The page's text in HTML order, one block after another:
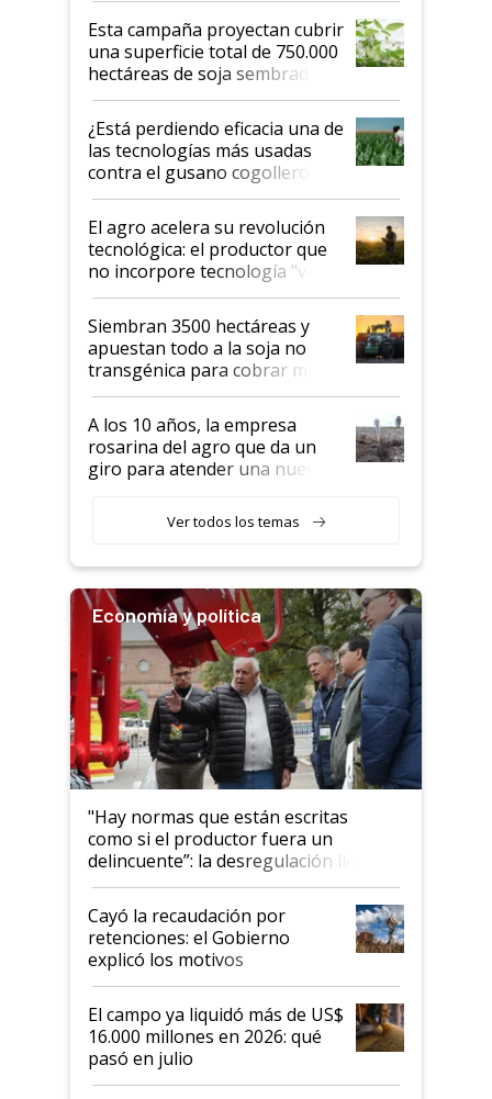
Esta campaña proyectan cubrir
una superficie total de 750.000
hectáreas de soja sembradas
con una nueva generación de
variedades que marcan un
salto tecnológico en genética y
rendimiento
¿Está perdiendo eficacia una de
las tecnologías más usadas
contra el gusano cogollero? El
desafío de una tecnología clave
El agro acelera su revolución
tecnológica: el productor que
no incorpore tecnología "va a
perder el tren"
Siembran 3500 hectáreas y
apuestan todo a la soja no
transgénica para cobrar más
por tonelada: compraron un
semillero
A los 10 años, la empresa
rosarina del agro que da un
giro para atender una nueva
Ver todos los temas
Economía y política
"Hay normas que están escritas
como si el productor fuera un
delincuente”: la desregulación llegó
al Congreso Aapresid y hasta se
habló del financiamiento al IPCVA
Cayó la recaudación por
retenciones: el Gobierno
explicó los motivos
El campo ya liquidó más de US$
16.000 millones en 2026: qué
pasó en julio